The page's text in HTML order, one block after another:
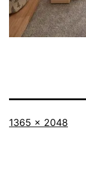
Originalgröße
1365 × 2048